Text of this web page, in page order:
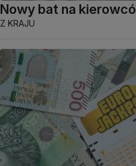
Nowy bat na
Z KRAJU